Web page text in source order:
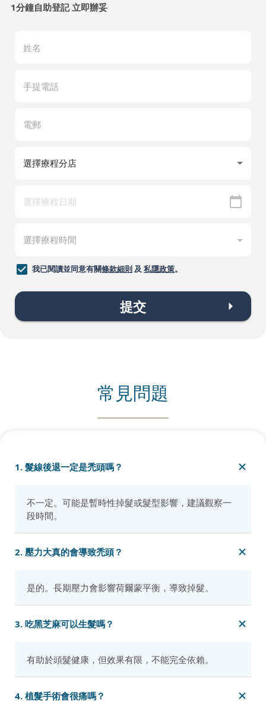
1分鐘自助登記 立即辦妥
我已閱讀並同意有關條款細則及 私隱政策。
提交
常見問題
1. 髮線後退一定是禿頭嗎？
不一定。可能是暫時性掉髮或髮型影響，建議觀察一
段時間。
2. 壓力大真的會導致禿頭？
是的。長期壓力會影響荷爾蒙平衡，導致掉髮。
3. 吃黑芝麻可以生髮嗎？
有助於頭髮健康，但效果有限，不能完全依賴。
4. 植髮手術會很痛嗎？